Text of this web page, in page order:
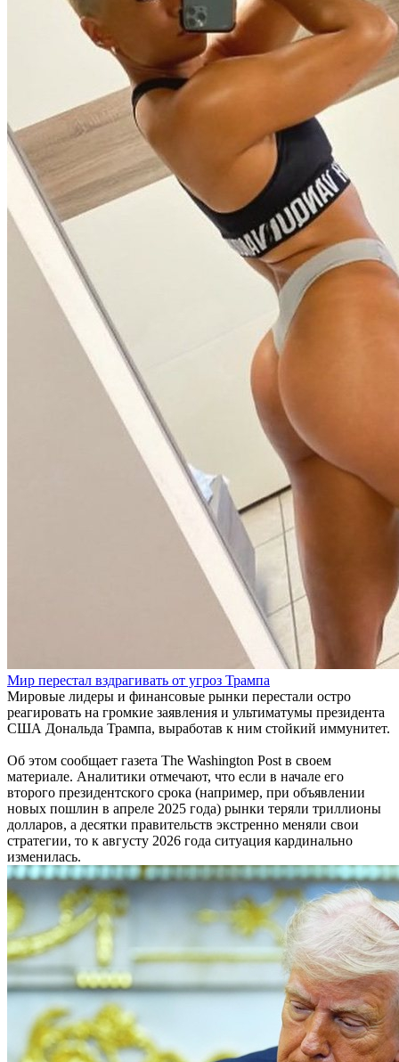
Мир перестал вздрагивать от угроз Трампа
Мировые лидеры и финансовые рынки перестали остро
реагировать на громкие заявления и ультиматумы президента
США Дональда Трампа, выработав к ним стойкий иммунитет.
Об этом сообщает газета The Washington Post в своем
материале. Аналитики отмечают, что если в начале его
второго президентского срока (например, при объявлении
новых пошлин в апреле 2025 года) рынки теряли триллионы
долларов, а десятки правительств экстренно меняли свои
стратегии, то к августу 2026 года ситуация кардинально
изменилась.